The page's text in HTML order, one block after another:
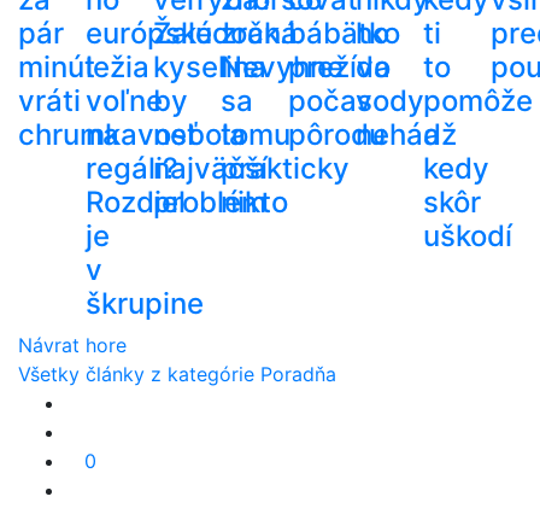
pár
minút
vráti
chrumkavosť
európske
ležia
voľne
na
regáli?
Rozdiel
je
v
škrupine
Žalúdočná
kyselina
by
nebola
najväčší
problém
zrak.
Nevyhne
sa
tomu
prakticky
nikto
bábätko
prežíva
počas
pôrodu
ho
do
vody
nehádž
ti
to
pomôže
a
kedy
skôr
uškodí
Návrat hore
Všetky články z kategórie Poradňa
0